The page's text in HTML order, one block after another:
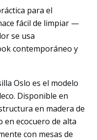
para el
fácil de limpiar —
se usa
contemporáneo y
Oslo es el modelo
Disponible en
en madera de
en ecocuero de alta
con mesas de